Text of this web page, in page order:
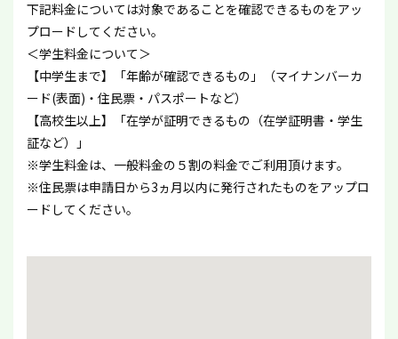
下記料金については対象であることを確認できるものをアッ
プロードしてください。
＜学生料金について＞
【中学生まで】「年齢が確認できるもの」（マイナンバーカ
ード(表面)・住民票・パスポートなど）
【高校生以上】「在学が証明できるもの（在学証明書・学生
証など）」
※学生料金は、一般料金の５割の料金でご利用頂けます。
※住民票は申請日から3ヵ月以内に発行されたものをアップロ
ードしてください。